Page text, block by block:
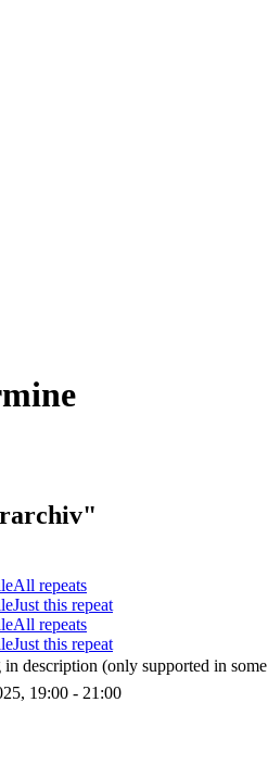
All repeats
Just this repeat
All repeats
Just this repeat
in description (only supported in
19:00 - 21:00